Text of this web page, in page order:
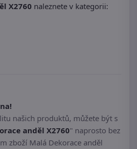
X2760 naleznete v kategorii:
našich produktů, můžete být s
anděl X2760" naprosto bez
zboží Malá Dekorace anděl